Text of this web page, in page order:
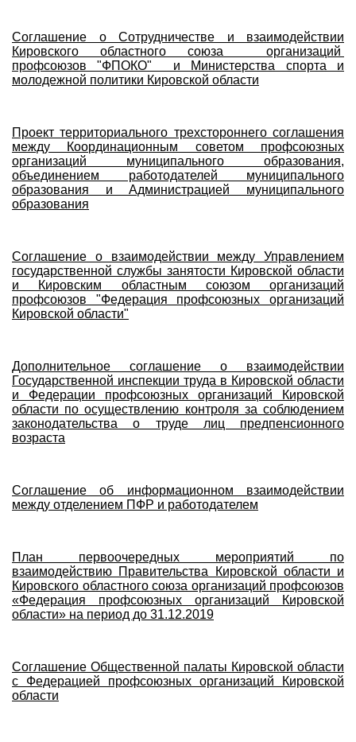
Соглашение о Сотрудничестве и взаимодействии
Кировского областного союза организаций
профсоюзов "ФПОКО" и Министерства спорта и
молодежной политики Кировской области
Проект территориального трехстороннего соглашения
между Координационным советом профсоюзных
организаций муниципального образования,
объединением работодателей муниципального
образования и Администрацией муниципального
образования
Соглашение о взаимодействии между Управлением
государственной службы занятости Кировской области
и Кировским областным союзом организаций
профсоюзов "Федерация профсоюзных организаций
Кировской области"
Дополнительное соглашение о взаимодействии
Государственной инспекции труда в Кировской области
и Федерации профсоюзных организаций Кировской
области по осуществлению контроля за соблюдением
законодательства о труде лиц предпенсионного
возраста
Соглашение об информационном взаимодействии
между отделением ПФР и работодателем
План первоочередных мероприятий по
взаимодействию Правительства Кировской области и
Кировского областного союза организаций профсоюзов
«Федерация профсоюзных организаций Кировской
области» на период до 31.12.2019
Соглашение Общественной палаты Кировской области
с Федерацией профсоюзных организаций Кировской
области